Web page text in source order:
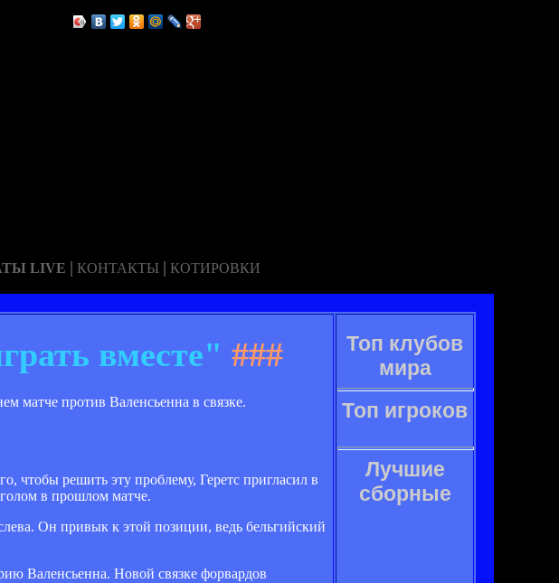
LIVE | КОНТАКТЫ | КОТИРОВКИ
вместе" ###
матче против Валенсьенна в связке.
чтобы решить эту проблему, Геретс пригласил в
в прошлом матче.
Он привык к этой позиции, ведь бельгийский
Валенсьенна. Новой связке форвардов
Топ клубов
мира
Топ игроков
Лучшие
сборные